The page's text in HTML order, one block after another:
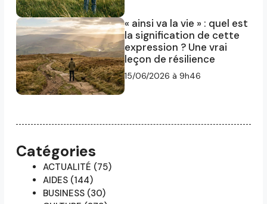
« ainsi va la vie » : quel est
la signification de cette
expression ? Une vrai
leçon de résilience
15/06/2026 à 9h46
Catégories
ACTUALITÉ (75)
AIDES (144)
BUSINESS (30)